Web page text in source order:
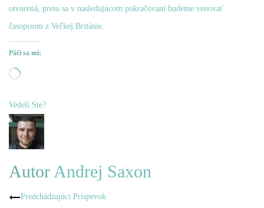
otvorená, preto sa v nasledujúcom pokračovaní budeme venovať
časopisom z Veľkej Británie.
Páči sa mi:
Loading…
Vedeli Ste?
Autor Andrej Saxon
Navigácia
Predchádzajúci Príspevok